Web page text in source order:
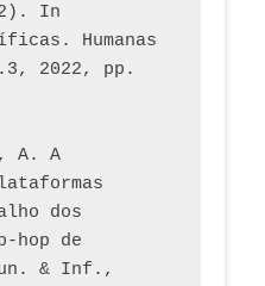
In
Humanas
2022, pp.
A. A
dos
hop de
& Inf.,